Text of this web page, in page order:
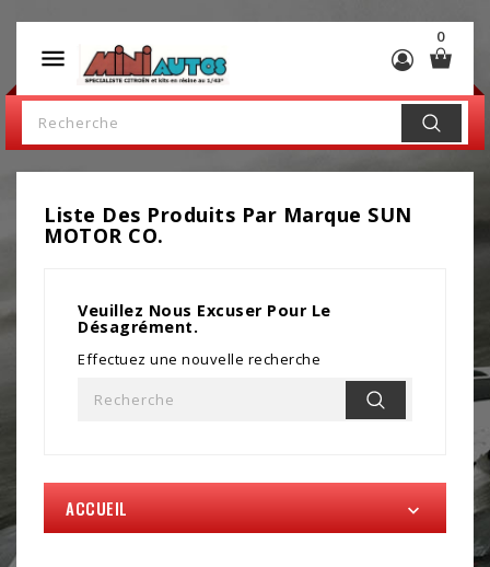

0
Liste Des Produits Par Marque SUN
MOTOR CO.
Veuillez Nous Excuser Pour Le
Désagrément.
Effectuez une nouvelle recherche
ACCUEIL 